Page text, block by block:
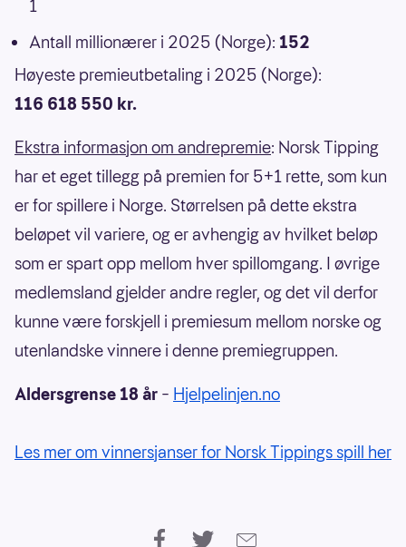
1
Antall millionærer i 2025 (Norge): 152
Høyeste premieutbetaling i 2025 (Norge):
116 618 550 kr.
Ekstra informasjon om andrepremie: Norsk Tipping
har et eget tillegg på premien for 5+1 rette, som kun
er for spillere i Norge. Størrelsen på dette ekstra
beløpet vil variere, og er avhengig av hvilket beløp
som er spart opp mellom hver spillomgang. I øvrige
medlemsland gjelder andre regler, og det vil derfor
kunne være forskjell i premiesum mellom norske og
utenlandske vinnere i denne premiegruppen.
Aldersgrense 18 år – Hjelpelinjen.no
Les mer om vinnersjanser for Norsk Tippings spill her